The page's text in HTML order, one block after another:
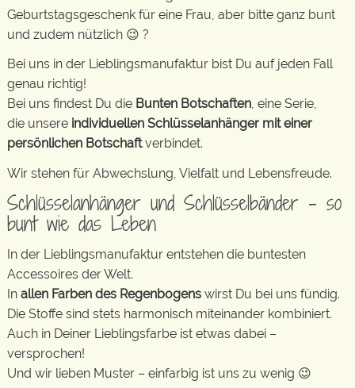
Geburtstagsgeschenk für eine Frau, aber bitte ganz bunt
und zudem nützlich 😉 ?
Bei uns in der Lieblingsmanufaktur bist Du auf jeden Fall
genau richtig!
Bei uns findest Du die Bunten Botschaften, eine Serie,
die unsere individuellen Schlüsselanhänger mit einer
persönlichen Botschaftverbindet.
Wir stehen für Abwechslung, Vielfalt und Lebensfreude.
Schlüsselanhänger und Schlüsselbänder – so
bunt wie das Leben
In der Lieblingsmanufaktur entstehen die buntesten
Accessoires der Welt.
In allen Farben des Regenbogens wirst Du bei uns fündig.
Die Stoffe sind stets harmonisch miteinander kombiniert.
Auch in Deiner Lieblingsfarbe ist etwas dabei –
versprochen!
Und wir lieben Muster – einfarbig ist uns zu wenig 😉